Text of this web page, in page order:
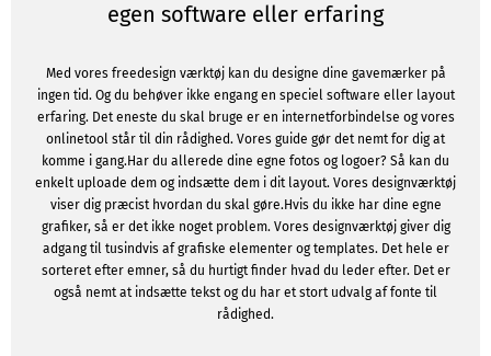
egen software eller erfaring
Med vores freedesign værktøj kan du designe dine gavemærker på
ingen tid. Og du behøver ikke engang en speciel software eller layout
erfaring. Det eneste du skal bruge er en internetforbindelse og vores
onlinetool står til din rådighed. Vores guide gør det nemt for dig at
komme i gang.Har du allerede dine egne fotos og logoer? Så kan du
enkelt uploade dem og indsætte dem i dit layout. Vores designværktøj
viser dig præcist hvordan du skal gøre.Hvis du ikke har dine egne
grafiker, så er det ikke noget problem. Vores designværktøj giver dig
adgang til tusindvis af grafiske elementer og templates. Det hele er
sorteret efter emner, så du hurtigt finder hvad du leder efter. Det er
også nemt at indsætte tekst og du har et stort udvalg af fonte til
rådighed.